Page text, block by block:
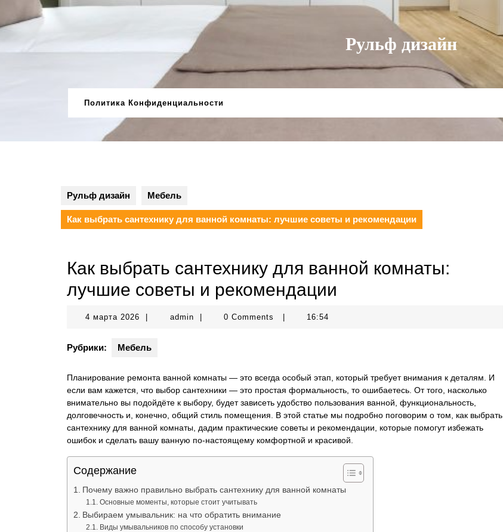
содержимому
Рульф дизайн
Политика Конфиденциальности
Рульф дизайн Мебель
Как выбрать сантехнику для ванной комнаты: лучшие советы и рекомендации
Как выбрать сантехнику для ванной комнаты:
лучшие советы и рекомендации
4 марта 2026 adminadmin 0 Comments 16:54
Рубрики: Мебель
Планирование ремонта ванной комнаты — это всегда особый этап, который требует внимания к деталям. И
если вам кажется, что выбор сантехники — это простая формальность, то ошибаетесь. От того, насколько
внимательно вы подойдёте к выбору, будет зависеть удобство пользования ванной, функциональность,
долговечность и, конечно, общий стиль помещения. В этой статье мы подробно поговорим о том, как выбрать
сантехнику для ванной комнаты, дадим практические советы и рекомендации, которые помогут избежать
ошибок и сделать вашу ванную по-настоящему комфортной и красивой.
Содержание
Почему важно правильно выбрать сантехнику для ванной комнаты
Основные моменты, которые стоит учитывать
Выбираем умывальник: на что обратить внимание
Виды умывальников по способу установки